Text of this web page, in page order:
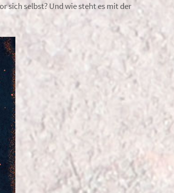
sich selbst? Und wie steht es mit der